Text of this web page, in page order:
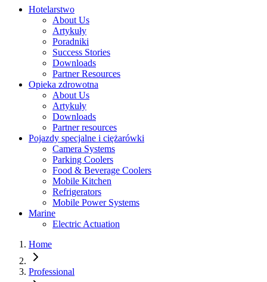
Hotelarstwo
About Us
Artykuły
Poradniki
Success Stories
Downloads
Partner Resources
Opieka zdrowotna
About Us
Artykuły
Downloads
Partner resources
Pojazdy specjalne i ciężarówki
Camera Systems
Parking Coolers
Food & Beverage Coolers
Mobile Kitchen
Refrigerators
Mobile Power Systems
Marine
Electric Actuation
Home
Professional